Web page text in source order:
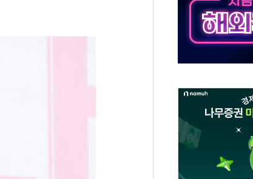
구미 폐염산처리업체서 불 2시간30여분만에 진화...외국인 노동자 숨져
강원도 폭염특보 11일째…온열질환·가축 피해 최소화 '총력 대응'